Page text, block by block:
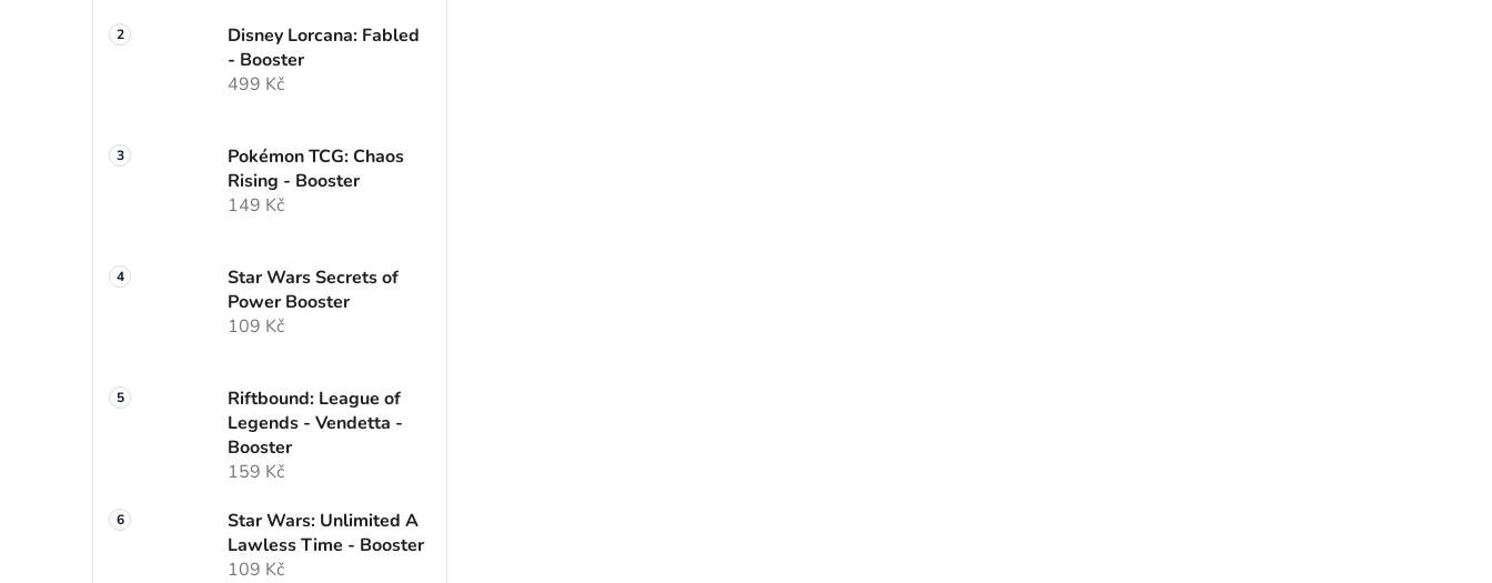
Disney Lorcana: Fabled
- Booster
499 Kč
Pokémon TCG: Chaos
Rising - Booster
149 Kč
Star Wars Secrets of
Power Booster
109 Kč
Riftbound: League of
Legends - Vendetta -
Booster
159 Kč
Star Wars: Unlimited A
Lawless Time - Booster
109 Kč